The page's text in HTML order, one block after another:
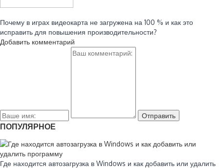
Почему в играх видеокарта не загружена на 100 % и как это
исправить для повышения производительности?
Добавить комментарий
ПОПУЛЯРНОЕ
Где находится автозагрузка в Windows и как добавить или удалить